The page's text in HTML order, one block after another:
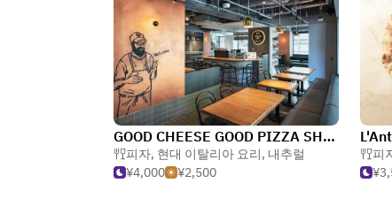
GOOD CHEESE GOOD PIZZA SHIBUYA
피자, 현대 이탈리아 요리, 내추럴
¥4,000
¥2,500
피